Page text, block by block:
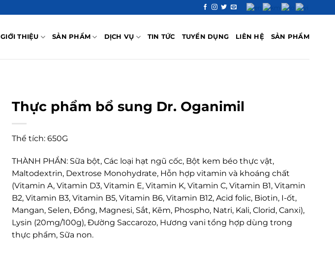
GIỚI THIỆU SẢN PHẨM DỊCH VỤ TIN TỨC TUYỂN DỤNG LIÊN HỆ SẢN PHẨM
Thực phẩm bổ sung Dr. Oganimil
Thể tích: 650G
THÀNH PHẦN: Sữa bột, Các loại hạt ngũ cốc, Bột kem béo thực vật,
Maltodextrin, Dextrose Monohydrate, Hỗn hợp vitamin và khoáng chất
(Vitamin A, Vitamin D3, Vitamin E, Vitamin K, Vitamin C, Vitamin B1, Vitamin
B2, Vitamin B3, Vitamin B5, Vitamin B6, Vitamin B12, Acid folic, Biotin, I-ốt,
Mangan, Selen, Đồng, Magnesi, Sắt, Kẽm, Phospho, Natri, Kali, Clorid, Canxi),
Lysin (20mg/100g), Đường Saccarozo, Hương vani tổng hợp dùng trong
thực phẩm, Sữa non.